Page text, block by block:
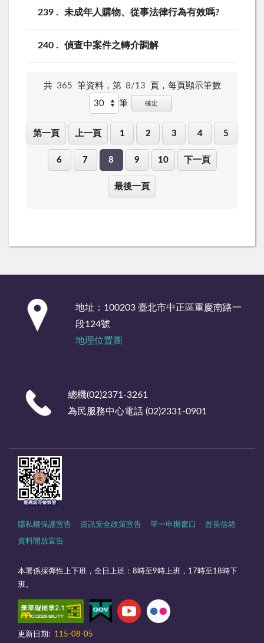
239 未成年人購物、從事法律行為有效嗎?
240 偵查中案件之轉介調解
共 365 筆資料，第 8/13 頁， 每頁顯示筆數
筆
確定
第一頁 上一頁 1 2 3 4 5
6 7 8 9 10 下一頁
最後一頁
地址：100203 臺北市中正區重慶南路一
段124號
地理位置圖
總機(02)2371-3261
為民服務中心電話 (02)2331-0901
隱私權保護宣告 資訊安全政策宣告 單一申辦窗口 首長信箱
資料開放宣告
本署係採彈性上下班，全日上班：8時至9時上班，17時至18時下
班。
更新日期: 115-08-05